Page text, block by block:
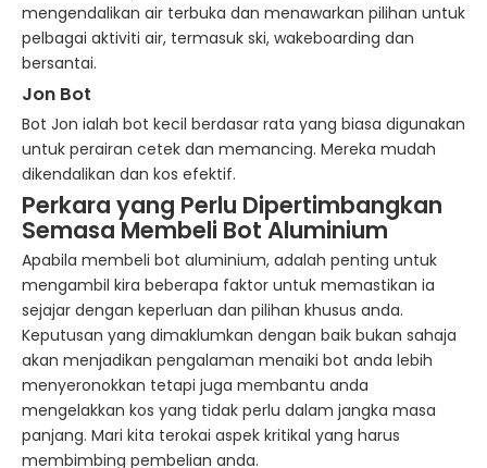
mengendalikan air terbuka dan menawarkan pilihan untuk
pelbagai aktiviti air, termasuk ski, wakeboarding dan
bersantai.
Jon Bot
Bot Jon ialah bot kecil berdasar rata yang biasa digunakan
untuk perairan cetek dan memancing. Mereka mudah
dikendalikan dan kos efektif.
Perkara yang Perlu Dipertimbangkan
Semasa Membeli Bot Aluminium
Apabila membeli bot aluminium, adalah penting untuk
mengambil kira beberapa faktor untuk memastikan ia
sejajar dengan keperluan dan pilihan khusus anda.
Keputusan yang dimaklumkan dengan baik bukan sahaja
akan menjadikan pengalaman menaiki bot anda lebih
menyeronokkan tetapi juga membantu anda
mengelakkan kos yang tidak perlu dalam jangka masa
panjang. Mari kita terokai aspek kritikal yang harus
membimbing pembelian anda.